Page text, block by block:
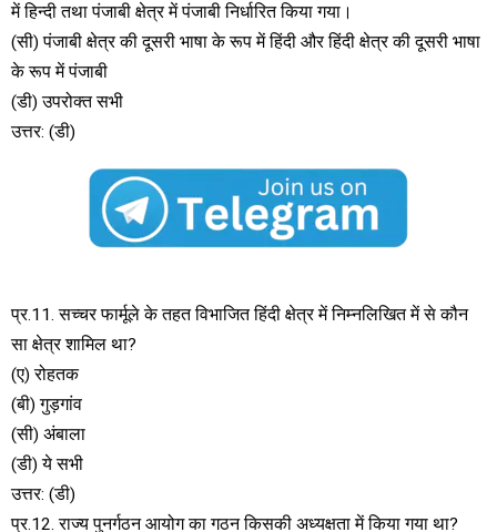
में हिन्दी तथा पंजाबी क्षेत्र में पंजाबी निर्धारित किया गया।
(सी) पंजाबी क्षेत्र की दूसरी भाषा के रूप में हिंदी और हिंदी क्षेत्र की दूसरी भाषा
के रूप में पंजाबी
(डी) उपरोक्त सभी
उत्तर: (डी)
प्र.11. सच्चर फार्मूले के तहत विभाजित हिंदी क्षेत्र में निम्नलिखित में से कौन
सा क्षेत्र शामिल था?
(ए) रोहतक
(बी) गुड़गांव
(सी) अंबाला
(डी) ये सभी
उत्तर: (डी)
प्र.12. राज्य पुनर्गठन आयोग का गठन किसकी अध्यक्षता में किया गया था?